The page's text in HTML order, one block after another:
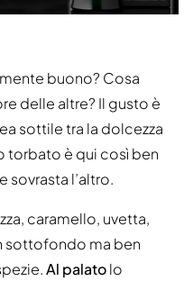
buono? Cosa
delle altre? Il gusto è
sottile tra la dolcezza
torbato è qui così ben
sovrasta l’altro.
caramello, uvetta,
sottofondo ma ben
Al palatolo